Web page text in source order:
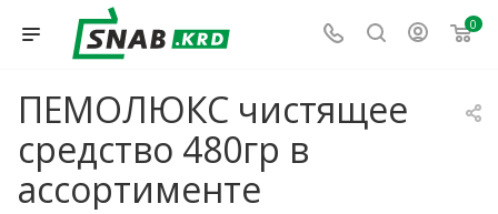
0
ПЕМОЛЮКС чистящее
средство 480гр в
ассортименте